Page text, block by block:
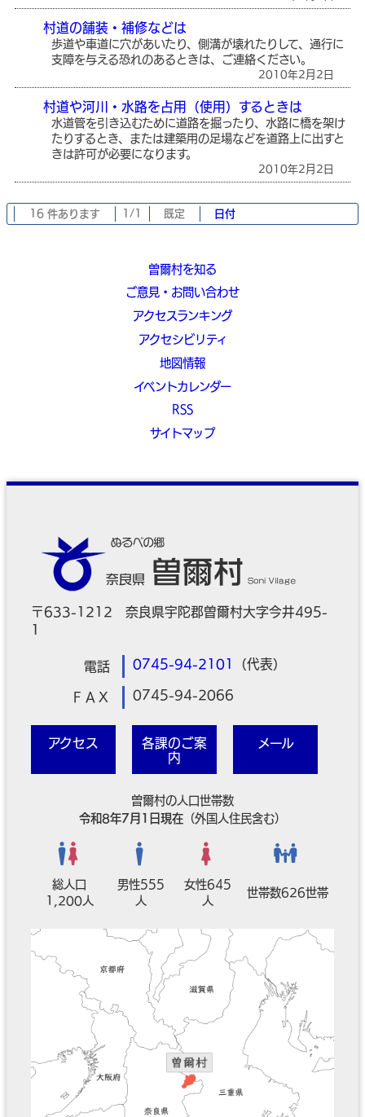
村道の舗装・補修などは
歩道や車道に穴があいたり、側溝が壊れたりして、通行に
支障を与える恐れのあるときは、ご連絡ください。
2010年2月2日
村道や河川・水路を占用（使用）するときは
水道管を引き込むために道路を掘ったり、水路に橋を架け
たりするとき、または建築用の足場などを道路上に出すと
きは許可が必要になります。
2010年2月2日
16 件あります 1/1 既定 日付
曽爾村を知る
ご意見・お問い合わせ
アクセスランキング
アクセシビリティ
地図情報
イベントカレンダー
RSS
サイトマップ
〒633-1212 奈良県宇陀郡曽爾村大字今井495-
1
電話 0745-94-2101 （代表）
ＦＡＸ 0745-94-2066
アクセス
各課のご案
内
メール
曽爾村の人口世帯数
令和8年7月1日現在 （外国人住民含む）
総人口
1,200人
男性555
人
女性645
人
世帯数626世帯